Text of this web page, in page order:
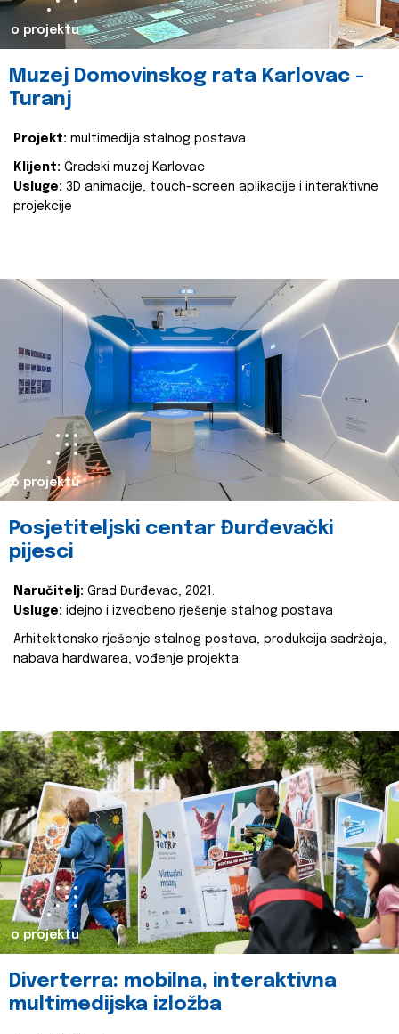
o projektu
Muzej Domovinskog rata Karlovac -
Turanj
Projekt: multimedija stalnog postava
Klijent: Gradski muzej Karlovac
Usluge: 3D animacije, touch-screen aplikacije i interaktivne
projekcije
o projektu
Posjetiteljski centar Đurđevački
pijesci
Naručitelj: Grad Đurđevac, 2021.
Usluge: idejno i izvedbeno rješenje stalnog postava
Arhitektonsko rješenje stalnog postava, produkcija sadržaja,
nabava hardwarea, vođenje projekta.
o projektu
Diverterra: mobilna, interaktivna
multimedijska izložba